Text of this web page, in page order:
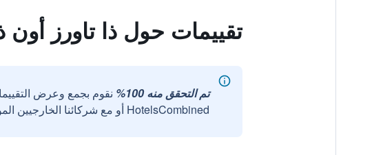
تقييمات حول ذا تاورز أون
تم التحقق منه 100%
نقوم بجمع وعرض
HotelsCombined أو مع شركائنا الخارجيين الموثوقين.